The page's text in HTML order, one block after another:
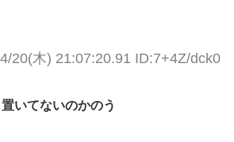
20(木) 21:07:20.91 ID:7+4Z/dck0
いてないのかのう